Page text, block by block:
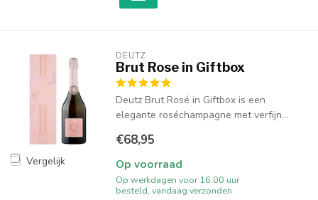
Vergelijk
DEUTZ
Brut Rose in Giftbox
Deutz Brut Rosé in Giftbox is een
elegante roséchampagne met verfijn...
€68,95
Op voorraad
Op werkdagen voor 16:00 uur
besteld, vandaag verzonden